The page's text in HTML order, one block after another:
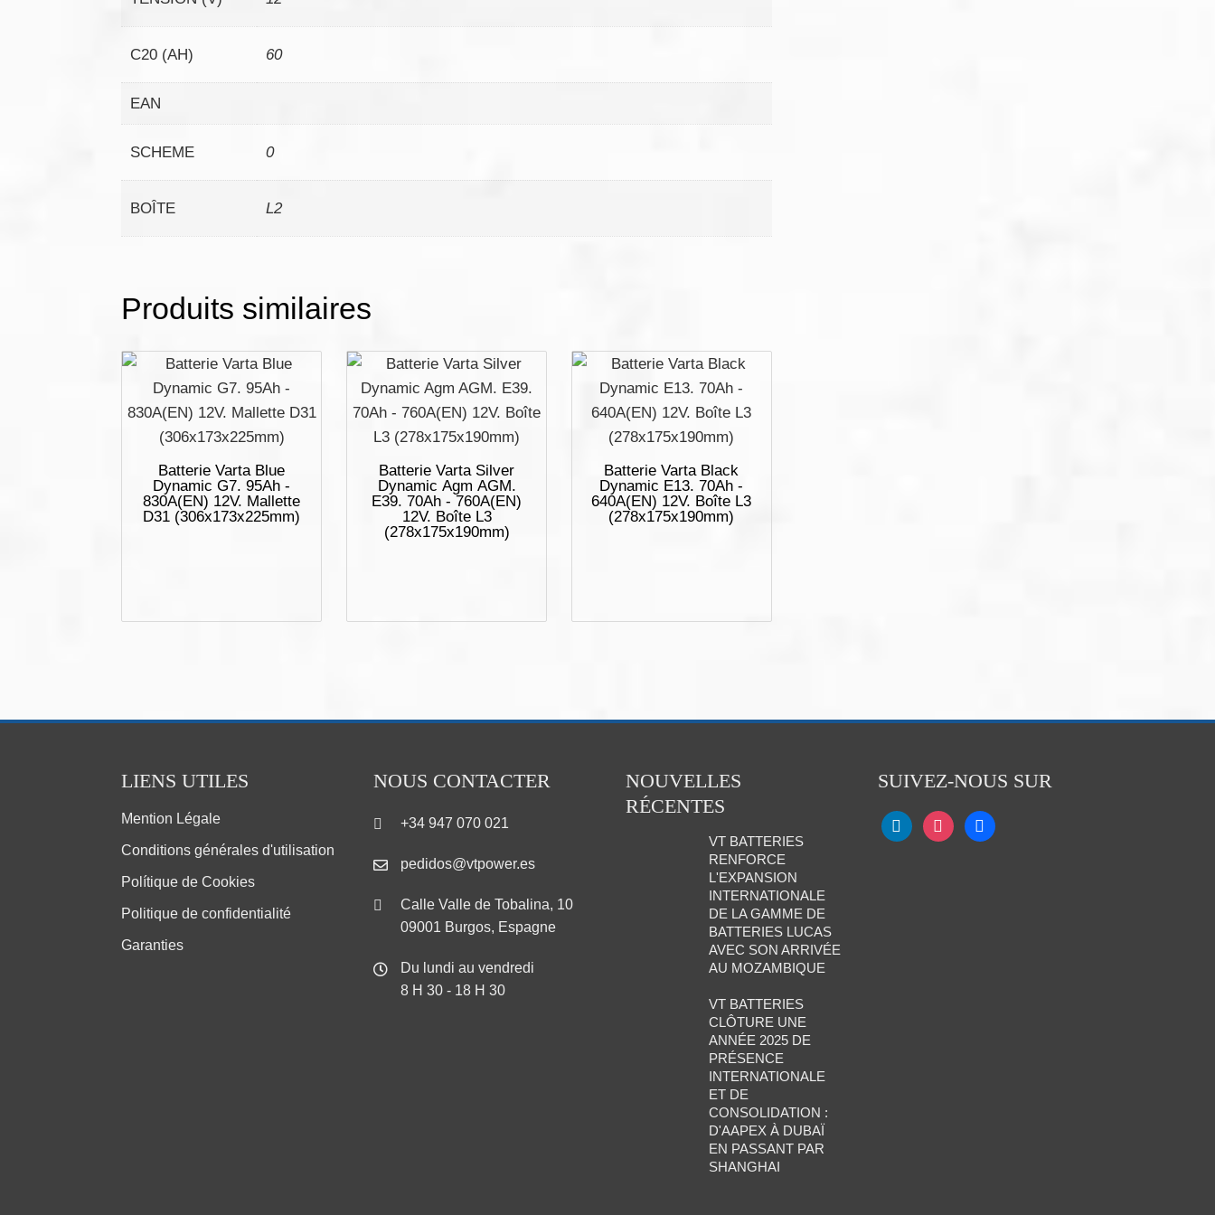
C20 (AH) 60
EAN
SCHEME 0
BOÎTE L2
Produits similaires
Batterie Varta Blue
Dynamic G7. 95Ah -
830A(EN) 12V. Mallette
D31 (306x173x225mm)
Batterie Varta Silver
Dynamic Agm AGM.
E39. 70Ah - 760A(EN)
12V. Boîte L3
(278x175x190mm)
Batterie Varta Black
Dynamic E13. 70Ah -
640A(EN) 12V. Boîte L3
(278x175x190mm)
LIENS UTILES
Mention Légale
Conditions générales d'utilisation
Polítique de Cookies
Politique de confidentialité
Garanties
NOUS CONTACTER
+34 947 070 021
pedidos@vtpower.es
Calle Valle de Tobalina, 10
09001 Burgos, Espagne
Du lundi au vendredi
8 H 30 - 18 H 30
NOUVELLES
RÉCENTES
VT BATTERIES
RENFORCE
L'EXPANSION
INTERNATIONALE
DE LA GAMME DE
BATTERIES LUCAS
AVEC SON ARRIVÉE
AU MOZAMBIQUE
VT BATTERIES
CLÔTURE UNE
ANNÉE 2025 DE
PRÉSENCE
INTERNATIONALE
ET DE
CONSOLIDATION :
D'AAPEX À DUBAÏ
EN PASSANT PAR
SHANGHAI
SUIVEZ-NOUS SUR